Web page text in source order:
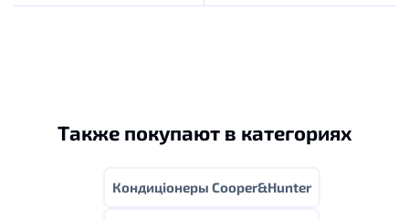
Также покупают в категориях
Кондиціонеры Cooper&Hunter